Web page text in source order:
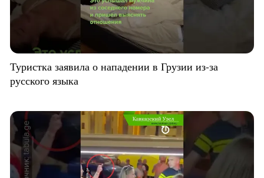
Туристка заявила о нападении в Грузии из-за
русского языка